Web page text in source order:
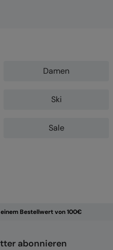
Damen
Ski
Sale
Bestellwert von 100€
abonnieren